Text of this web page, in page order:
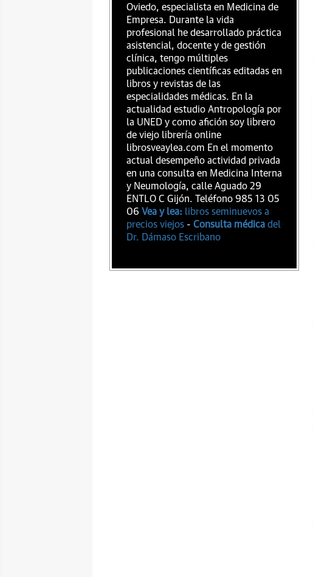
Oviedo, especialista en Medicina de
Empresa. Durante la vida
profesional he desarrollado práctica
asistencial, docente y de gestión
clínica, tengo múltiples
publicaciones científicas editadas en
libros y revistas de las
especialidades médicas. En la
actualidad estudio Antropología por
la UNED y como afición soy librero
de viejo librería online
librosveaylea.com En el momento
actual desempeño actividad privada
en una consulta en Medicina Interna
y Neumología, calle Aguado 29
ENTLO C Gijón. Teléfono 985 13 05
06 Vea y lea: libros seminuevos a
precios viejos - Consulta médica del
Dr. Dámaso Escribano